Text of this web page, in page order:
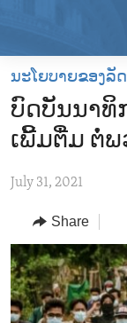
Skip
main
content
to
Navigation
Skip
to
Search
HOME
VIDEO
REGIONS
AFRICA
AMERICAS
ASIA
EUROPE
TOPICS
HUMAN RIGHTS
SECURITY AND
AID AND
ARCHIVE
ABOUT US
ນະໂຍບາຍຂອງລັ
ບົດບັນນາທິ
ເພີ້ມຕື່ມ ຕໍ່
July 31, 2021
Share